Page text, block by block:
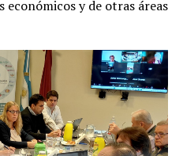
y de otras áreas